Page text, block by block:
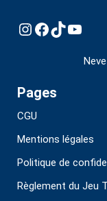
Neve
Pages
CGU
Mentions légales
Politique de
Règlement du Jeu